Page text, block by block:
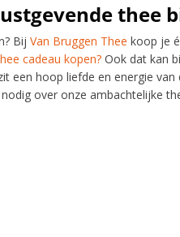
thee
Bij Van Bruggen Thee koop je
cadeau kopen? Ook dat kan
een hoop liefde en energie
over onze ambachtelijke